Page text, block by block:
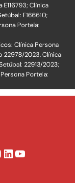
E116793; Clínica
E166610;
Portela:
Clínica Persona
22978/2023, Clínica
22913/2023;
Portela:
LinkedIn YouTube